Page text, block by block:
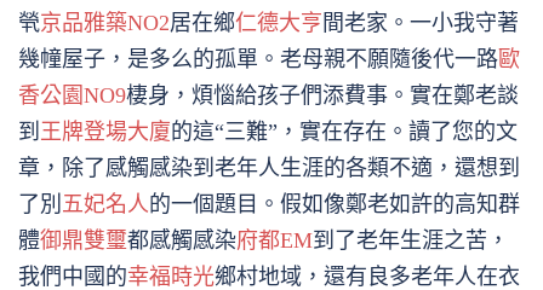
煢京品雅築NO2居在鄉仁德大亨 間老家。一小我守著
幾幢屋子，是多么的孤單。老母親不願隨後代一路歐
香公園NO9棲身，煩惱給孩子們添費事。實在鄭老談
到 王牌登場大廈的這“三難”，實在存在。讀了您的文
章，除了感觸感染到老年人生涯的各類不適，還想到
了別 五妃名人的一個題目。假如像鄭老如許的高知群
體御鼎雙璽都感觸感染府都EM到了老年生涯之苦，
我們中國的幸福時光鄉村地域，還有良多老年人在衣